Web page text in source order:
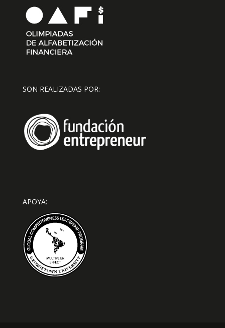
SON REALIZADAS POR:
APOYA: